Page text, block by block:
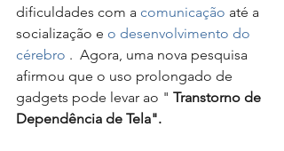
dificuldades com a comunicação até a
socialização e o desenvolvimento do
cérebro .  Agora, uma nova pesquisa
afirmou que o uso prolongado de
gadgets pode levar ao " Transtorno de
Dependência de Tela".